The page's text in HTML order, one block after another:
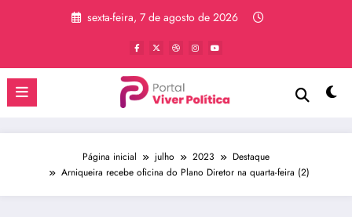
sexta-feira, 7 de agosto de 2026
Página inicial julho 2023
Destaque
Arniqueira recebe oficina do Plano Diretor na quarta-feira (2)